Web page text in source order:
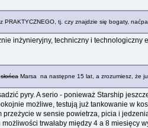
tj. czy znajdzie się bogaty,
inżynieryjny, techniczny i
słońcaMarsa na następne 15 lat, a zrozumiesz, że
pyry. A serio - ponieważ Starship
możliwe, testują już tankowanie w
w sensie powietrza, picia i
trwałaby między 4 a 8